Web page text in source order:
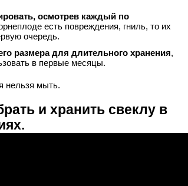
осмотрев каждый по
есть повреждения, гниль, то их
очередь.
размера для длительного хранения,
в первые месяцы.
нельзя мыть.
и хранить свеклу в